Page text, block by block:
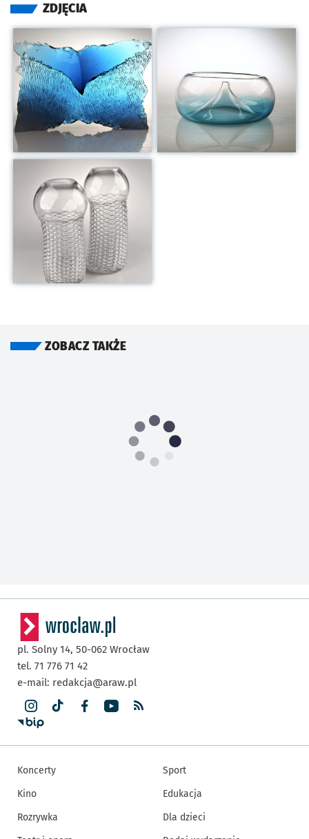
ZDJĘCIA
Kliknij, aby powiększyć Kliknij, aby powiększyć
Kliknij, aby powiększyć
ZOBACZ TAKŻE
pl. Solny 14, 50-062 Wrocław
tel. 71 776 71 42
e-mail: redakcja@araw.pl
Koncerty
Kino
Rozrywka
Sport
Edukacja
Dla dzieci